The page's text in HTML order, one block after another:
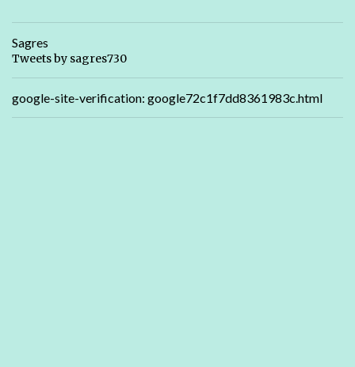
Sagres
Tweets by sagres730
google-site-verification: google72c1f7dd8361983c.html